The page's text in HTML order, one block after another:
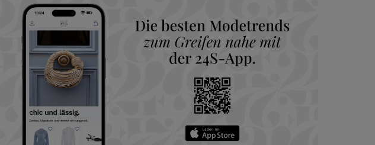
Mehr erfahren über 24S, ein Haus aus der LVMH-Gruppe